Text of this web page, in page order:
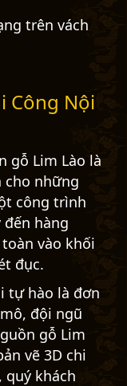
trên vách
Công Nội
gỗ Lim Lào là
cho những
công trình
hàng
vào khối
đục.
tự hào là đơn
đội ngũ
gỗ Lim
vẽ 3D chi
khách